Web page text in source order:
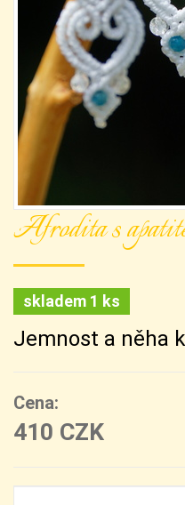
Afrodita s
skladem 1 ks
Jemnost a něha
Cena:
410 CZK